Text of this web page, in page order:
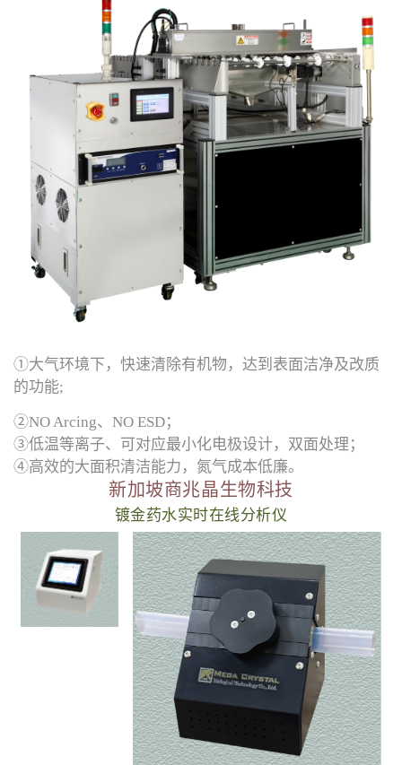
①大气环境下，快速清除有机物，达到表面洁净及改质
的功能;
②NO Arcing、NO ESD；
③低温等离子、可对应最小化电极设计，双面处理；
④高效的大面积清洁能力，氮气成本低廉。
新加坡商兆晶生物科技
镀金药水实时在线分析仪